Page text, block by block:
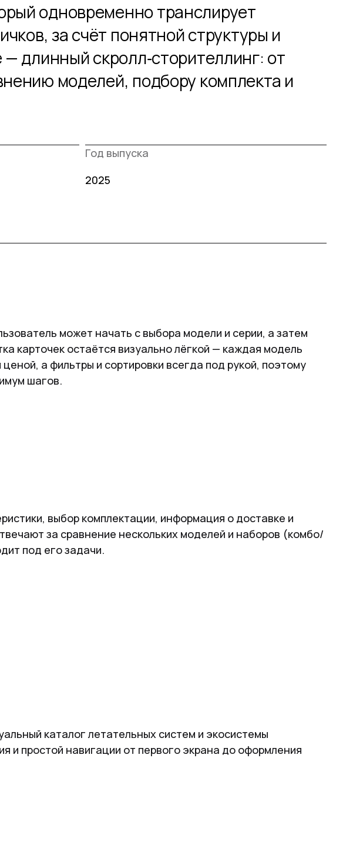
одновременно транслирует
за счёт понятной структуры и
длинный скролл‑сторителлинг: от
моделей, подбору комплекта и
Год выпуска
2025
может начать с выбора модели и серии, а затем
карточек остаётся визуально лёгкой — каждая модель
а фильтры и сортировки всегда под рукой, поэтому
шагов.
выбор комплектации, информация о доставке и
за сравнение нескольких моделей и наборов (комбо/
под его задачи.
каталог летательных систем и экосистемы
и простой навигации от первого экрана до оформления